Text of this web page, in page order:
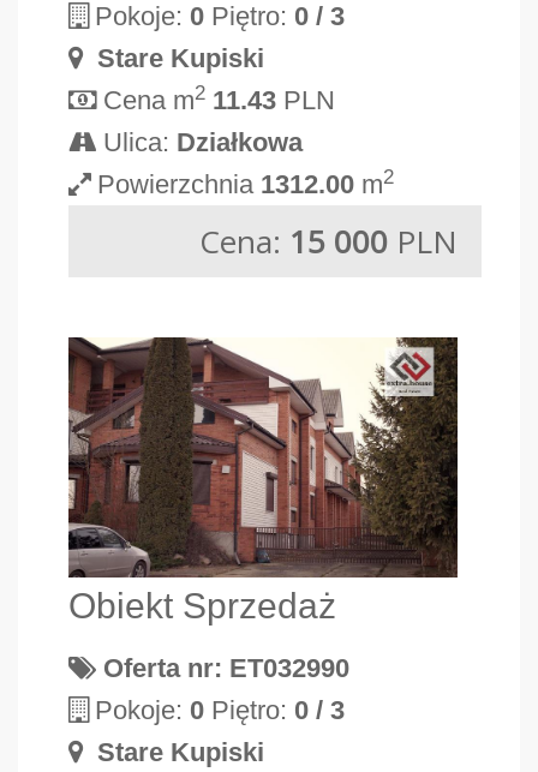
Pokoje: 0 Piętro: 0 / 3
Stare Kupiski
Cena m2 11.43 PLN
Ulica: Działkowa
Powierzchnia 1312.00 m2
Cena: 15 000 PLN
Obiekt Sprzedaż
Oferta nr: ET032990
Pokoje: 0 Piętro: 0 / 3
Stare Kupiski